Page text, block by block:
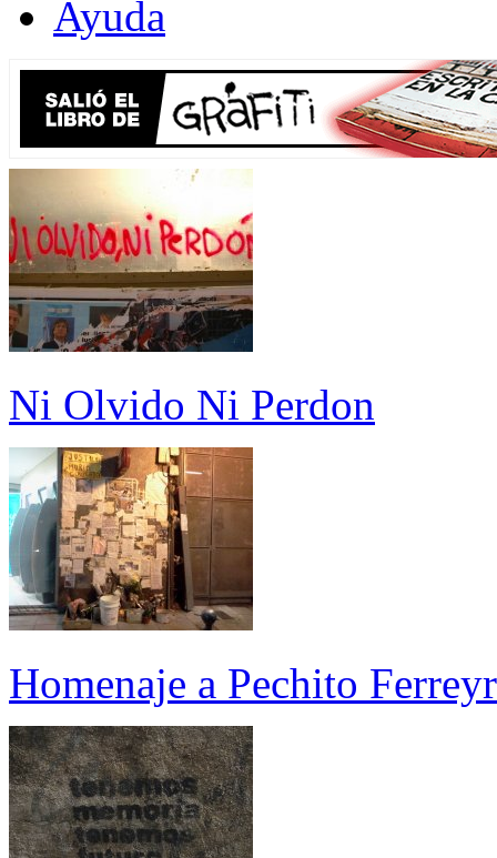
Ayuda
Ni Olvido Ni Perdon
Homenaje a Pechito